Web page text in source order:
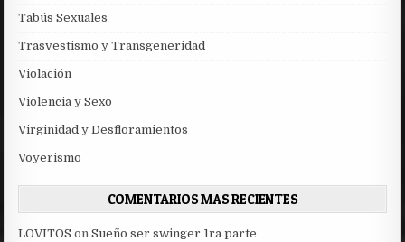
Tabús Sexuales
Trasvestismo y Transgeneridad
Violación
Violencia y Sexo
Virginidad y Desfloramientos
Voyerismo
COMENTARIOS MAS RECIENTES
LOVITOS onSueño ser swinger 1ra parte